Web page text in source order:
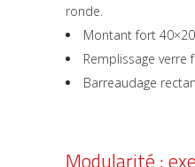
ronde.
Montant fort
Remplissage verre
Barreaudage